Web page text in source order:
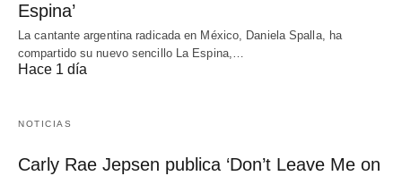
Espina’
La cantante argentina radicada en México, Daniela Spalla, ha
compartido su nuevo sencillo La Espina,…
Hace 1 día
NOTICIAS
Carly Rae Jepsen publica ‘Don’t Leave Me on